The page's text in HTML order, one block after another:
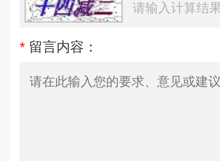
* 留言内容：